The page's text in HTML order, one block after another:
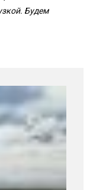
Будем